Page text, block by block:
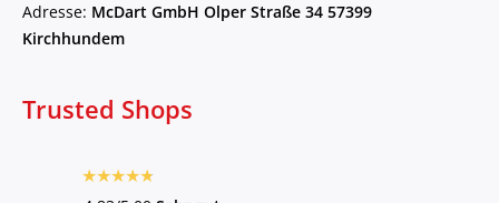
Adresse: McDart GmbH Olper Straße 34 57399
Kirchhundem
Trusted Shops